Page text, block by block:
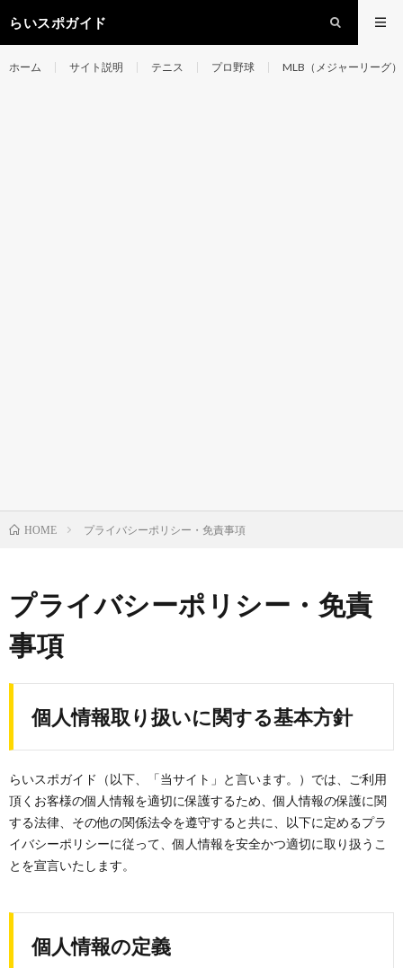
らいスポガイド
ホーム サイト説明 テニス プロ野球 MLB（メジャーリーグ）
HOME プライバシーポリシー・免責事項
プライバシーポリシー・免責
事項
個人情報取り扱いに関する基本方針
らいスポガイド（以下、「当サイト」と言います。）では、ご利用
頂くお客様の個人情報を適切に保護するため、個人情報の保護に関
する法律、その他の関係法令を遵守すると共に、以下に定めるプラ
イバシーポリシーに従って、個人情報を安全かつ適切に取り扱うこ
とを宣言いたします。
個人情報の定義